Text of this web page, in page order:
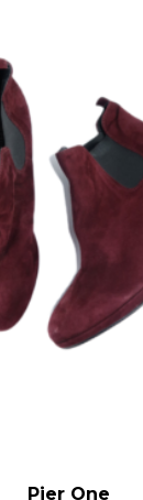
Pier One